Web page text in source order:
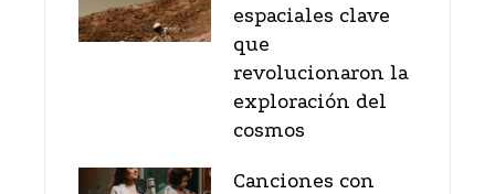
espaciales clave
que
revolucionaron la
exploración del
cosmos
Canciones con